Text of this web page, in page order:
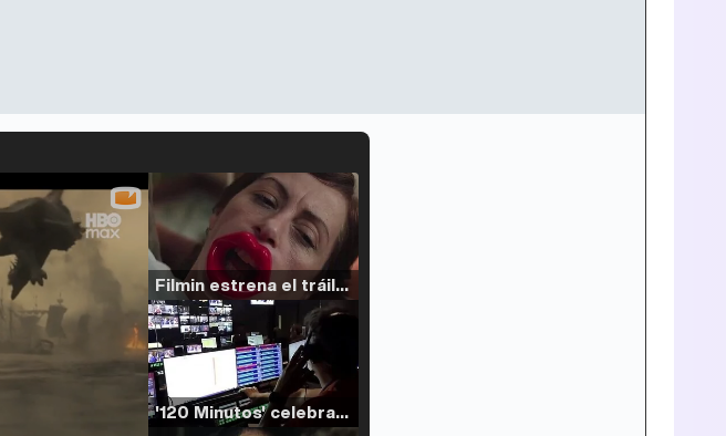
Filmin estrena el tráiler de 'Millennial Mal', su nueva comedia universitaria de la mano de Lorena Iglesias
'120 Minutos' celebra sus 2.000 programas en Telemadrid con un vídeo del día a día en la redacción